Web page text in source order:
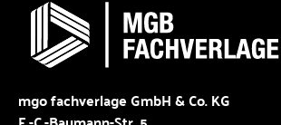
mgo fachverlage GmbH & Co. KG